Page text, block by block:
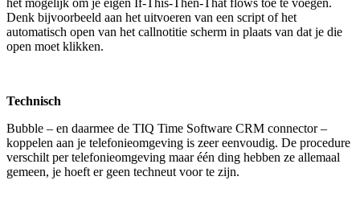
Denk bijvoorbeeld aan het uitvoeren van een script of het
automatisch open van het callnotitie scherm in plaats van dat je die
open moet klikken.
Technisch
Bubble – en daarmee de TIQ Time Software CRM connector –
koppelen aan je telefonieomgeving is zeer eenvoudig. De procedure
verschilt per telefonieomgeving maar één ding hebben ze allemaal
gemeen, je hoeft er geen techneut voor te zijn.